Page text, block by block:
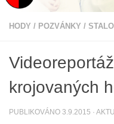
HODY / POZVÁNKY /
krojovaných
PUBLIKOVÁNO 3.9.2015 ·